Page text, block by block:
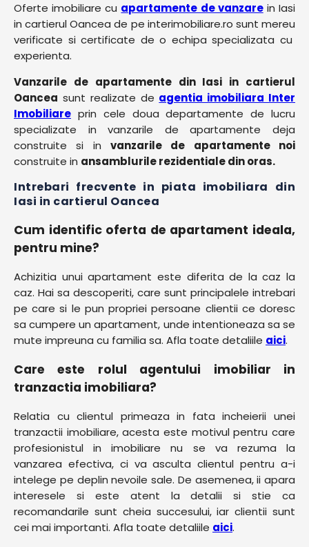
Oferte imobiliare cu apartamente de vanzarein Iasi
in cartierul Oancea de pe interimobiliare.ro sunt mereu
verificate si certificate de o echipa specializata cu
experienta.
Vanzarile de apartamente din Iasi in cartierul
Oancea sunt realizate de agentia imobiliara Inter
Imobiliare prin cele doua departamente de lucru
specializate in vanzarile de apartamente deja
construite si in vanzarile de apartamente noi
construite in ansamblurile rezidentiale din oras.
Intrebari frecvente in piata imobiliara din
Iasi in cartierul Oancea
Cum identific oferta de apartament ideala,
pentru mine?
Achizitia unui apartament este diferita de la caz la
caz. Hai sa descoperiti, care sunt principalele intrebari
pe care si le pun propriei persoane clientii ce doresc
sa cumpere un apartament, unde intentioneaza sa se
mute impreuna cu familia sa. Afla toate detaliile aici.
Care este rolul agentului imobiliar in
tranzactia imobiliara?
Relatia cu clientul primeaza in fata incheierii unei
tranzactii imobiliare, acesta este motivul pentru care
profesionistul in imobiliare nu se va rezuma la
vanzarea efectiva, ci va asculta clientul pentru a-i
intelege pe deplin nevoile sale. De asemenea, ii apara
interesele si este atent la detalii si stie ca
recomandarile sunt cheia succesului, iar clientii sunt
cei mai importanti. Afla toate detaliile aici.